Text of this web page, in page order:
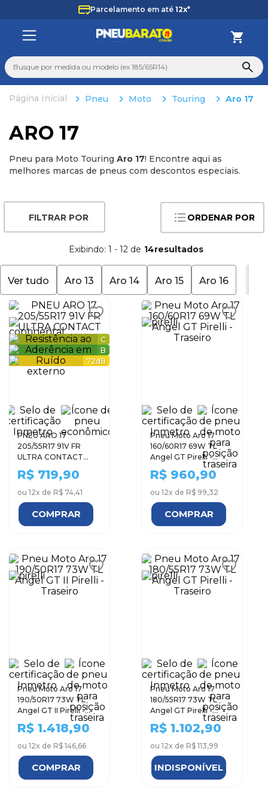
Parcelamento em até 12x*
Busque por medida ou modelo (ex 185/65R14)
Pneu Moto Touring Aro 17
ARO 17
Pneu para Moto Touring Aro 17! Encontre aqui as
melhores marcas de pneus com descontos especiais.
ORDENAR POR
Exibindo: 1 - 12 de 14
Ver tudo Aro 13 Aro 14 Aro 15 Aro 16
C
B
72dB
PNEU ARO 17
205/55R17 91V FR
ULTRA CONTACT
CONTINENTAL
R$ 719,90
ou 12x de R$ 74,41
COMPRAR
Pneu Moto Aro 17
160/60R17 69W TL
Angel GT Pirelli -
Traseiro
R$ 960,90
ou 12x de R$ 99,32
COMPRAR
Pneu Moto Aro 17
190/50R17 73W TL
Angel GT II Pirelli -
Traseiro
R$ 1.418,90
ou 12x de R$ 146,66
COMPRAR
Pneu Moto Aro 17
180/55R17 73W TL
Angel GT Pirelli -
Traseiro
R$ 1.102,90
ou 12x de R$ 113,99
INDISPONÍVEL
TERMOS MAIS BUSCADOS
2º
265
3º
235
5º
aro 17
pneu
8º
aro 15
10º 185 60 15